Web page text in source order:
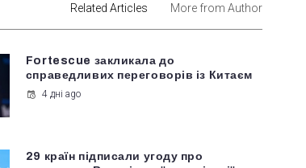
Related Articles More from Author
Fortescue закликала до
справедливих переговорів із Китаєм
4 дні ago
29 країн підписали угоду про